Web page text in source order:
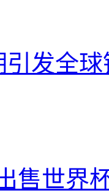
发全
售世界